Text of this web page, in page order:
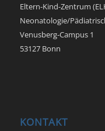
Eltern-Kind-Zentrum
Neonatologie/
Venusberg-Campus 1
53127 Bonn
KONTAKT